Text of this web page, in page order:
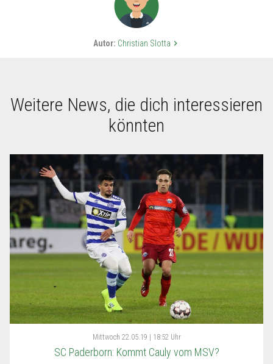
Autor: Christian Slotta keyboard_arrow_right
Weitere News, die dich interessieren
könnten
Mittwoch 22.05.19 | 18:52 Uhr
SC Paderborn: Kommt Cauly vom MSV?